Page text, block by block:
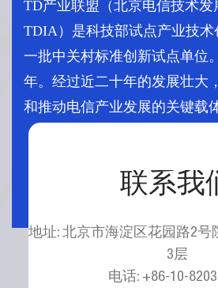
TD产业联盟 （北京电信技术
TDIA） 是科技部试点产业技
一批中关村标准创新试点单位
年。经过近二十年的发展壮大
和推动电信产业发展的关键载
联系我
地址: 北京市海淀区花园路2号
3层
电话: +86-10-